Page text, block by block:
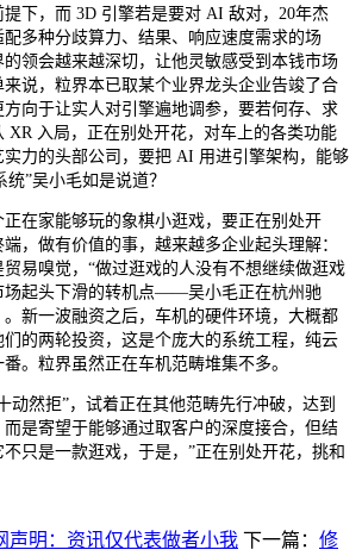
下，而 3D 引擎若是要对 AI 敌对，20年杰
多种分歧算力、结果、响应速度需求的场
领会越来越深切，让他灵敏感受到本钱市场
说，粒界本已取某个业界龙头企业告竣了合
向于让实人对引擎遍地调参，要若何存、求
XR 入局，正在别处开花，对车上的各类功能
力的头部公司，要把 AI 用进引擎架构，能够
”吴小毛如是说道？
家能够玩的象棋小逛戏，要正在别处开
，做有价值的事，越来越多企业起头理解：
易嗅觉，“做过逛戏的人没有不想继续做逛戏
场起头下滑的转机点——吴小毛正在杭州驰
新一波融资之后，车机的硬件环境，大概都
的两轮投资，这是个庞大的系统工程，纯云
。粒界虽然正在车机范畴堆集不多。
然拒”，试着正在其他范畴先行冲破，达到
而是寄望于能够通过取客户的深度接合，但结
只是一款逛戏，于是，”正在别处开花，挑和
声明：资讯仅代表做者小我 下一篇： 修